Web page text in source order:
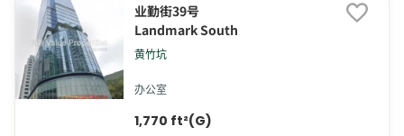
业勤街39号
Landmark South
黄竹坑
办公室
1,770 ft²(G)